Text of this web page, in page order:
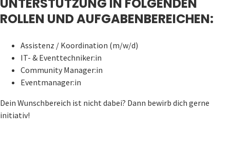
ROLLEN UND AUFGABENBEREICHEN:
Assistenz / Koordination (m/w/d)
IT- & Eventtechniker:in
Community Manager:in
Eventmanager:in
Dein Wunschbereich ist nicht dabei? Dann bewirb dich gerne
initiativ!